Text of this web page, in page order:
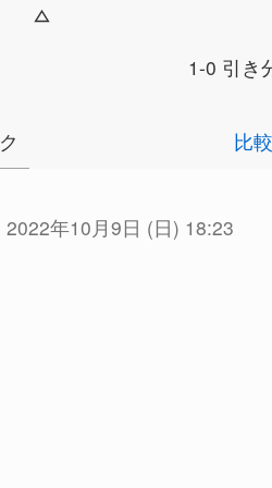
1-0 引き
比較
2022年10月9日 (日) 18:23